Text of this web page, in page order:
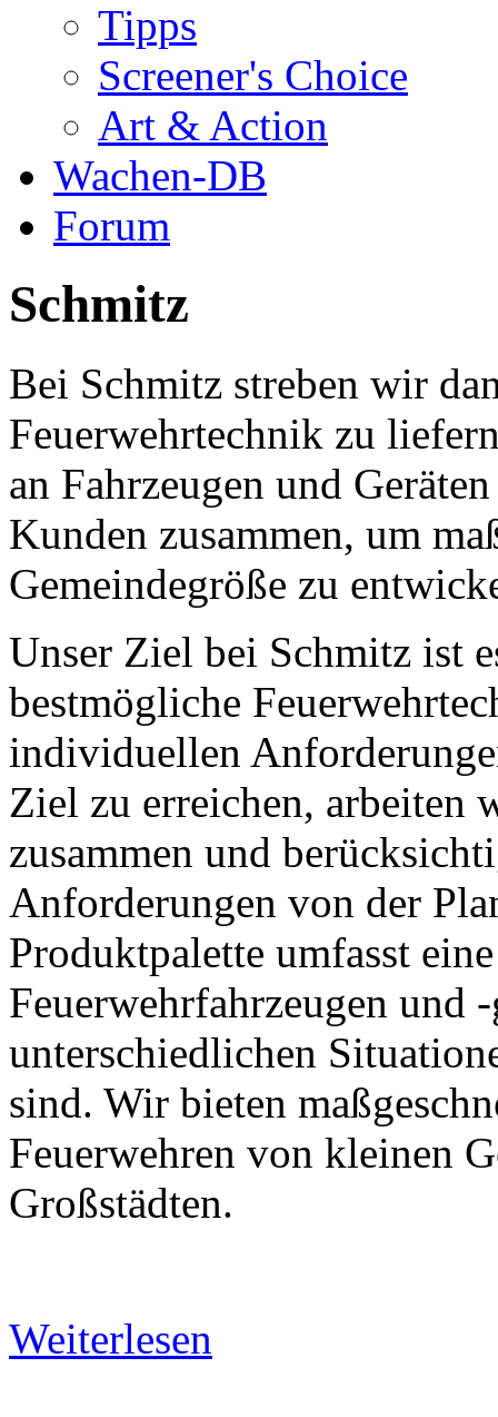
Tipps
Screener's Choice
Art & Action
Wachen-DB
Forum
Schmitz
Bei Schmitz streben wir
Feuerwehrtechnik zu
an Fahrzeugen und
Kunden zusammen, um
Gemeindegröße zu
Unser Ziel bei Schmitz ist
bestmögliche
individuellen
Ziel zu erreichen, arbeiten
zusammen und
Anforderungen von der
Produktpalette umfasst
Feuerwehrfahrzeugen und
unterschiedlichen
sind. Wir bieten
Feuerwehren von kleinen
Großstädten.
Weiterlesen